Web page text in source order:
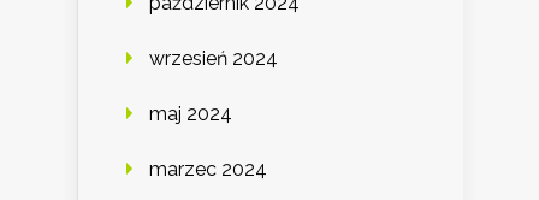
wrzesień 2024
maj 2024
marzec 2024